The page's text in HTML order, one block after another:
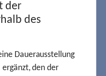
der
des
Dauerausstellung
ergänzt, den der